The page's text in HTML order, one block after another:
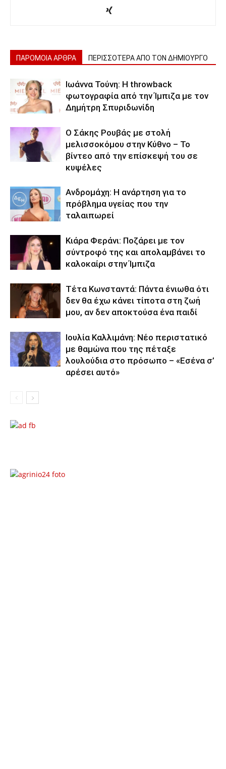
ΠΑΡΟΜΟΙΑ ΑΡΘΡΑ ΠΕΡΙΣΣΟΤΕΡΑ ΑΠΟ ΤΟΝ ΔΗΜΙΟΥΡΓΟ
Ιωάννα Τούνη: Η throwback
φωτογραφία από την Ίμπιζα με τον
Δημήτρη Σπυριδωνίδη
Ο Σάκης Ρουβάς με στολή
μελισσοκόμου στην Κύθνο – Το
βίντεο από την επίσκεψή του σε
κυψέλες
Ανδρομάχη: Η ανάρτηση για το
πρόβλημα υγείας που την
ταλαιπωρεί
Κιάρα Φεράνι: Ποζάρει με τον
σύντροφό της και απολαμβάνει το
καλοκαίρι στην Ίμπιζα
Τέτα Κωνσταντά: Πάντα ένιωθα ότι
δεν θα έχω κάνει τίποτα στη ζωή
μου, αν δεν αποκτούσα ένα παιδί
Ιουλία Καλλιμάνη: Νέο περιστατικό
με θαμώνα που της πέταξε
λουλούδια στο πρόσωπο – «Εσένα σ’
αρέσει αυτό»